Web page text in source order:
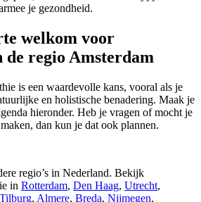
je gezondheid.
welkom voor
de regio Amsterdam
is een waardevolle kans, vooral als je
en holistische benadering. Maak je
hieronder. Heb je vragen of mocht je
dan kun je dat ook plannen.
regio’s in Nederland. Bekijk
in Rotterdam, Den Haag, Utrecht,
Tilburg, Almere, Breda, Nijmegen,